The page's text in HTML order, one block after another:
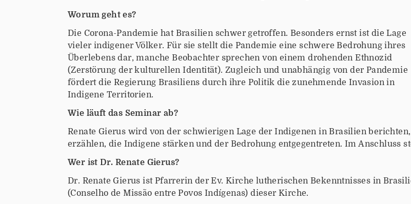
h
t
p
s
:
/
/
w
w
.
k
o
p
Worum geht es?
Die Corona-Pandemie hat Brasilien schwer getroffen. Besonders ernst ist die Lage
vieler indigener Völker. Für sie stellt die Pandemie eine schwere Bedrohung ihres
Überlebens dar, manche Beobachter sprechen von einem drohenden Ethnozid
(Zerstörung der kulturellen Identität). Zugleich und unabhängig von der Pandemie
fördert die Regierung Brasiliens durch ihre Politik die zunehmende Invasion in
Indigene Territorien.
Wie läuft das Seminar ab?
Renate Gierus wird von der schwierigen Lage der Indigenen in Brasilien
erzählen, die Indigene stärken und der Bedrohung entgegentreten. Im Anschluss
Wer ist Dr. Renate Gierus?
Dr. Renate Gierus ist Pfarrerin der Ev. Kirche lutherischen Bekenntnisses in
(Conselho de Missão entre Povos Indígenas) dieser Kirche.